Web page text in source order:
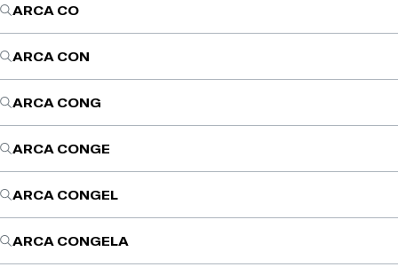
ARCA CO
ARCA CON
ARCA CONG
ARCA CONGE
ARCA CONGEL
ARCA CONGELA